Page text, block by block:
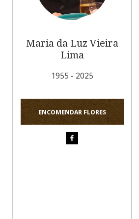
Maria da Luz Vieira
Lima
1955 - 2025
ENCOMENDAR FLORES